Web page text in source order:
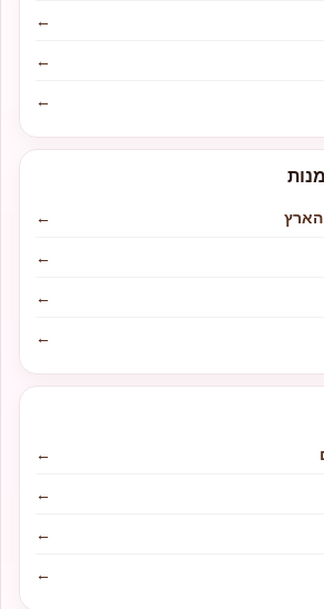
←
←
←
הארץ
←
←
←
←
←
←
←
←